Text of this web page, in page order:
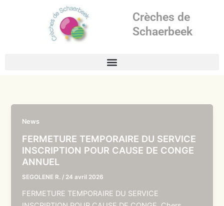
Crèches de
Schaerbeek
News
FERMETURE TEMPORAIRE DU SERVICE
INSCRIPTION POUR CAUSE DE CONGE
ANNUEL
SEGOLENE R. / 24 avril 2026
FERMETURE TEMPORAIRE DU SERVICE